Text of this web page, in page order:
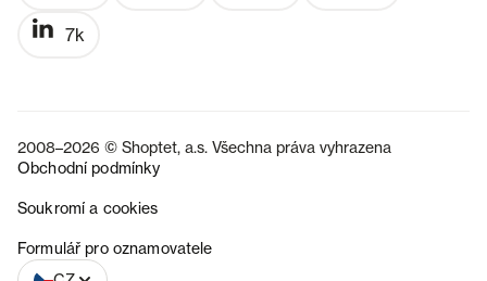
7k
2008–2026 © Shoptet, a.s. Všechna práva vyhrazena
Obchodní podmínky
Soukromí a cookies
Formulář pro oznamovatele